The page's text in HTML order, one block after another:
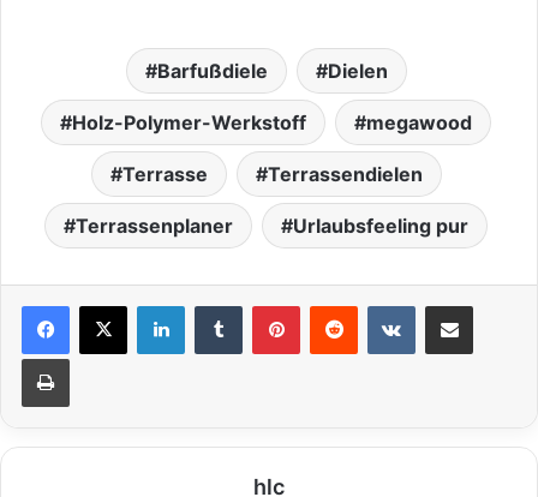
Barfußdiele Dielen
Holz-Polymer-Werkstoff megawood
Terrasse Terrassendielen
Terrassenplaner Urlaubsfeeling pur
hlc